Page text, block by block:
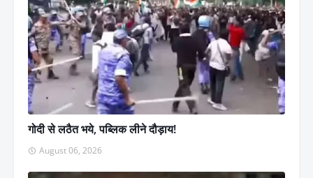
गोदी से लठैत भये, पब्लिक लीने दौड़ाय!
August 06, 2026